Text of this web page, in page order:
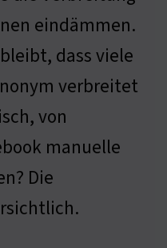
eindämmen.
dass viele
verbreitet
von
manuelle
Die